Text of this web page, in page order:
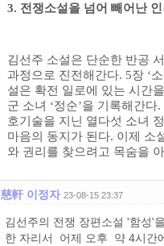
3. 전쟁소설을 넘어 빼어난
김선주 소설은 단순한 반공
과정으로 진전해간다. 5장 ‘
설은 확전 일로에 있는 시간
군 소녀 ‘정순’을 기록해간다.
호기술을 지닌 열다섯 소녀
마음의 동지가 된다. 이제 소
와 권리를 찾으려고 목숨을
慈軒 이정자 23-08-15 23:37
김선주의 전쟁 장편소설 '함성'
한 자리서 어제 오후 약 4시간